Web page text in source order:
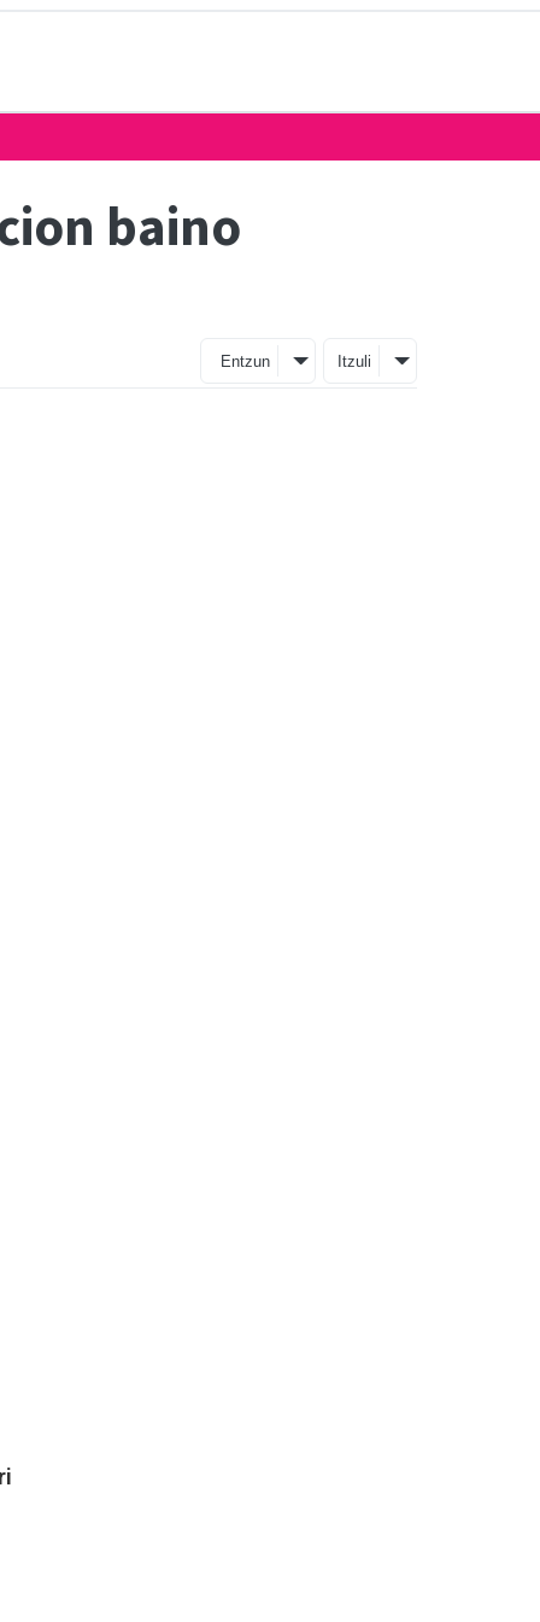
baino
Entzun Itzuli